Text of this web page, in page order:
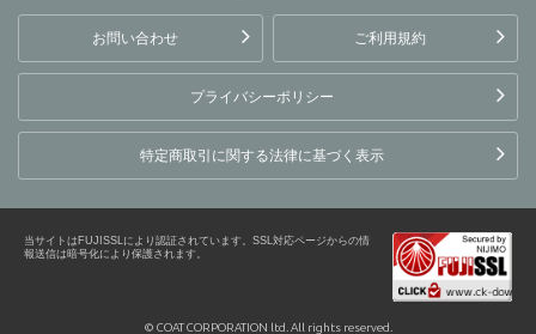
ョンが運営する公式動画配
信サイト
お問い合わせ ご利用規約
プライバシーポリシー
特定商取引に関する法律に基づく表示
当サイトはFUJISSLにより認証されています。SSL対応ページからの情
報送信は暗号化により保護されます。
© COAT CORPORATION ltd. All rights reserved.